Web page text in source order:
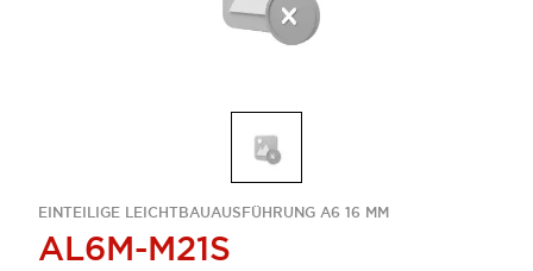
EINTEILIGE LEICHTBAUAUSFÜHRUNG A6 16 MM
AL6M-M21S